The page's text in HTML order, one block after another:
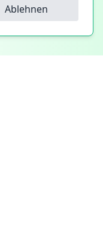
Ablehnen